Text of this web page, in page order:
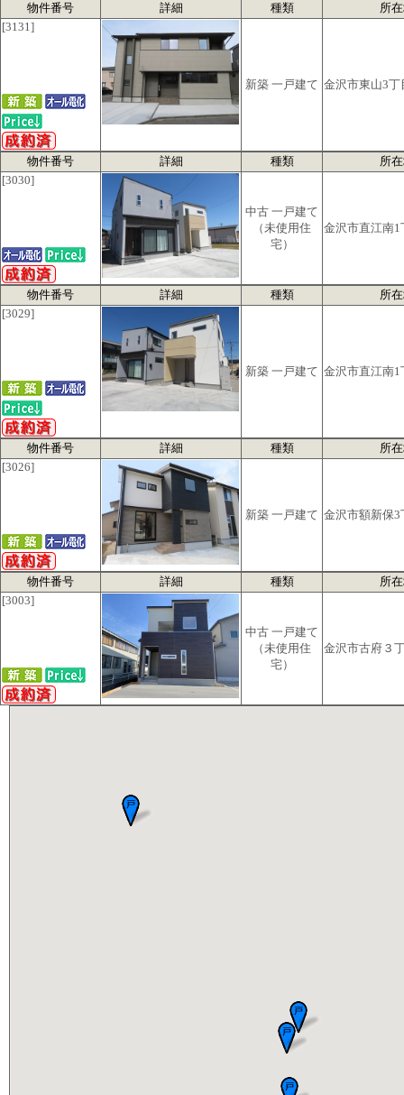
物件番号 詳細 種類
所
[3131]
新築 一戸建て 金沢市東山3丁
物件番号 詳細 種類
所
[3030]
中古 一戸建て
（未使用住
宅）
金沢市直江南
物件番号 詳細 種類
所
[3029]
新築 一戸建て 金沢市直江南
物件番号 詳細 種類
所
[3026]
新築 一戸建て 金沢市額新保3
物件番号 詳細 種類
所
[3003]
中古 一戸建て
（未使用住
宅）
金沢市古府３